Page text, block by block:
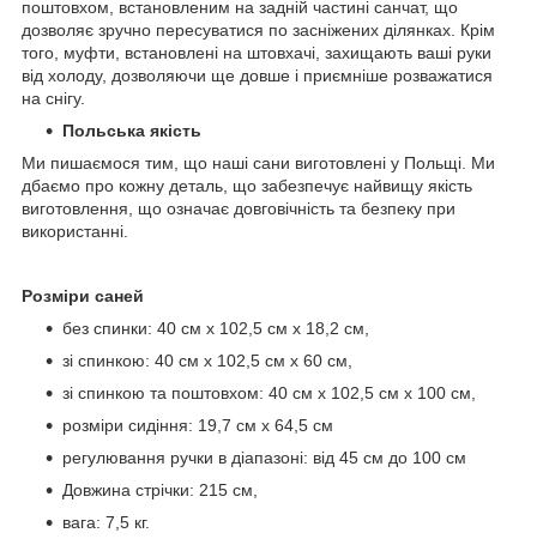
поштовхом, встановленим на задній частині санчат, що
дозволяє зручно пересуватися по засніжених ділянках. Крім
того, муфти, встановлені на штовхачі, захищають ваші руки
від холоду, дозволяючи ще довше і приємніше розважатися
на снігу.
Польська якість
Ми пишаємося тим, що наші сани виготовлені у Польщі. Ми
дбаємо про кожну деталь, що забезпечує найвищу якість
виготовлення, що означає довговічність та безпеку при
використанні.
Розміри саней
без спинки: 40 см x 102,5 см x 18,2 см,
зі спинкою: 40 см x 102,5 см x 60 см,
зі спинкою та поштовхом: 40 см x 102,5 см x 100 см,
розміри сидіння: 19,7 см х 64,5 см
регулювання ручки в діапазоні: від 45 см до 100 см
Довжина стрічки: 215 см,
вага: 7,5 кг.